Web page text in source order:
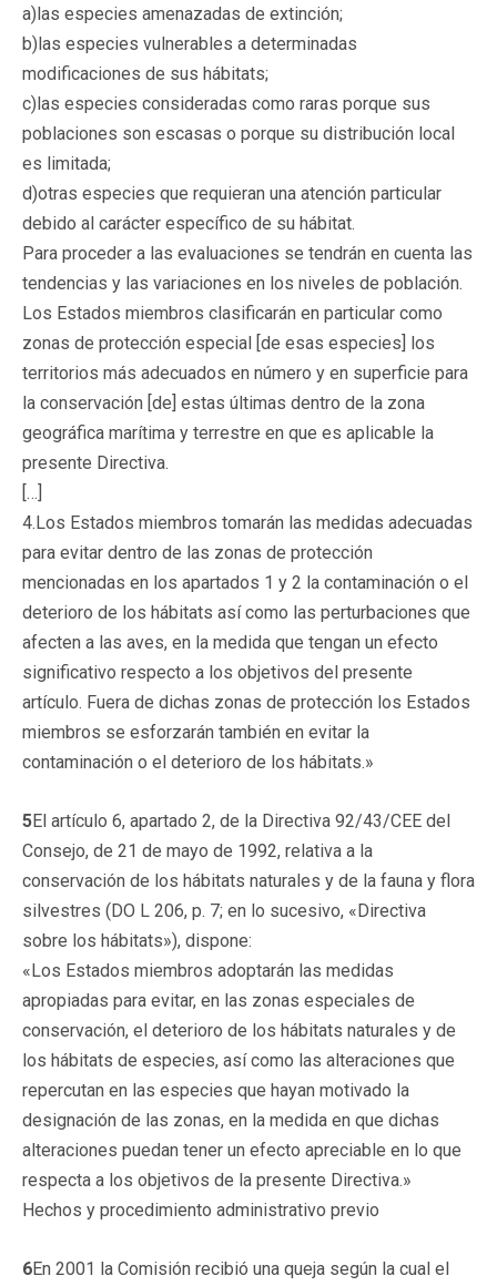
a)las especies amenazadas de extinción;
b)las especies vulnerables a determinadas
modificaciones de sus hábitats;
c)las especies consideradas como raras porque sus
poblaciones son escasas o porque su distribución local
es limitada;
d)otras especies que requieran una atención particular
debido al carácter específico de su hábitat.
Para proceder a las evaluaciones se tendrán en cuenta las
tendencias y las variaciones en los niveles de población.
Los Estados miembros clasificarán en particular como
zonas de protección especial [de esas especies] los
territorios más adecuados en número y en superficie para
la conservación [de] estas últimas dentro de la zona
geográfica marítima y terrestre en que es aplicable la
presente Directiva.
[…]
4.Los Estados miembros tomarán las medidas adecuadas
para evitar dentro de las zonas de protección
mencionadas en los apartados 1 y 2 la contaminación o el
deterioro de los hábitats así como las perturbaciones que
afecten a las aves, en la medida que tengan un efecto
significativo respecto a los objetivos del presente
artículo. Fuera de dichas zonas de protección los Estados
miembros se esforzarán también en evitar la
contaminación o el deterioro de los hábitats.»
5El artículo 6, apartado 2, de la Directiva 92/43/CEE del
Consejo, de 21 de mayo de 1992, relativa a la
conservación de los hábitats naturales y de la fauna y flora
silvestres (DO L 206, p. 7; en lo sucesivo, «Directiva
sobre los hábitats»), dispone:
«Los Estados miembros adoptarán las medidas
apropiadas para evitar, en las zonas especiales de
conservación, el deterioro de los hábitats naturales y de
los hábitats de especies, así como las alteraciones que
repercutan en las especies que hayan motivado la
designación de las zonas, en la medida en que dichas
alteraciones puedan tener un efecto apreciable en lo que
respecta a los objetivos de la presente Directiva.»
Hechos y procedimiento administrativo previo
6En 2001 la Comisión recibió una queja según la cual el